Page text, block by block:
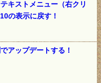
キストメニュー（右クリ
の表示に戻す！
アップデートする！